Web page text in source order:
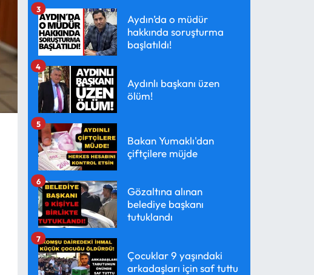
Aydın’da o müdür
hakkında soruşturma
başlatıldı!
3
Aydınlı başkanı üzen
ölüm!
4
Bakan Yumaklı'dan
çiftçilere müjde
5
Gözaltına alınan
belediye başkanı
tutuklandı
6
Çocuklar 9 yaşındaki
arkadaşları için saf tuttu
7